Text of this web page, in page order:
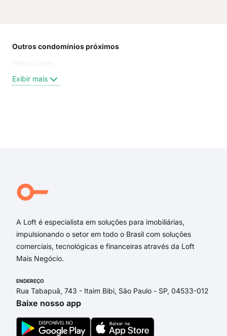
Outros condomínios próximos
Edificio Jardim
Exibir mais
A Loft é especialista em soluções para imobiliárias,
impulsionando o setor em todo o Brasil com soluções
comerciais, tecnológicas e financeiras através da Loft
Mais Negócio.
ENDEREÇO
Rua Tabapuã, 743 - Itaim Bibi, São Paulo - SP, 04533-012
Baixe nosso app